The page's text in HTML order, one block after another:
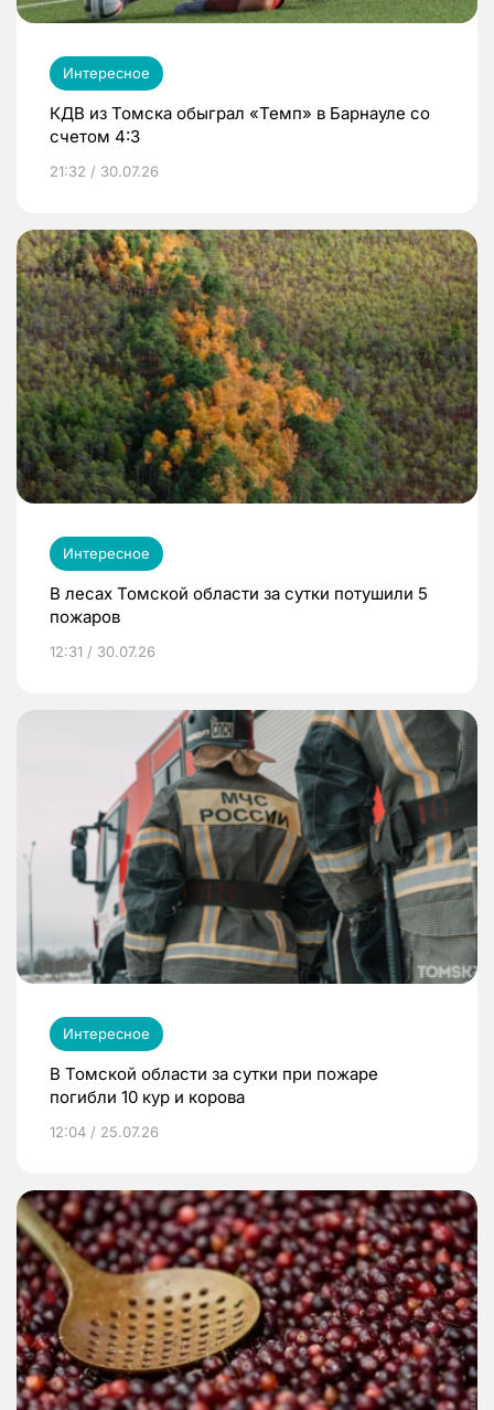
Интересное
КДВ из Томска обыграл «Темп» в Барнауле со
счетом 4:3
21:32 / 30.07.26
Интересное
В лесах Томской области за сутки потушили 5
пожаров
12:31 / 30.07.26
Интересное
В Томской области за сутки при пожаре
погибли 10 кур и корова
12:04 / 25.07.26